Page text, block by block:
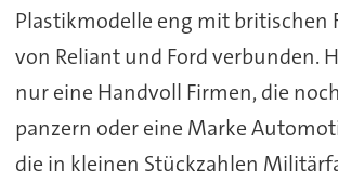
Plastikmodelle eng mit britischen
von Reliant und Ford verbunden.
nur eine Handvoll Firmen, die
panzern oder eine Marke
die in kleinen Stückzahlen